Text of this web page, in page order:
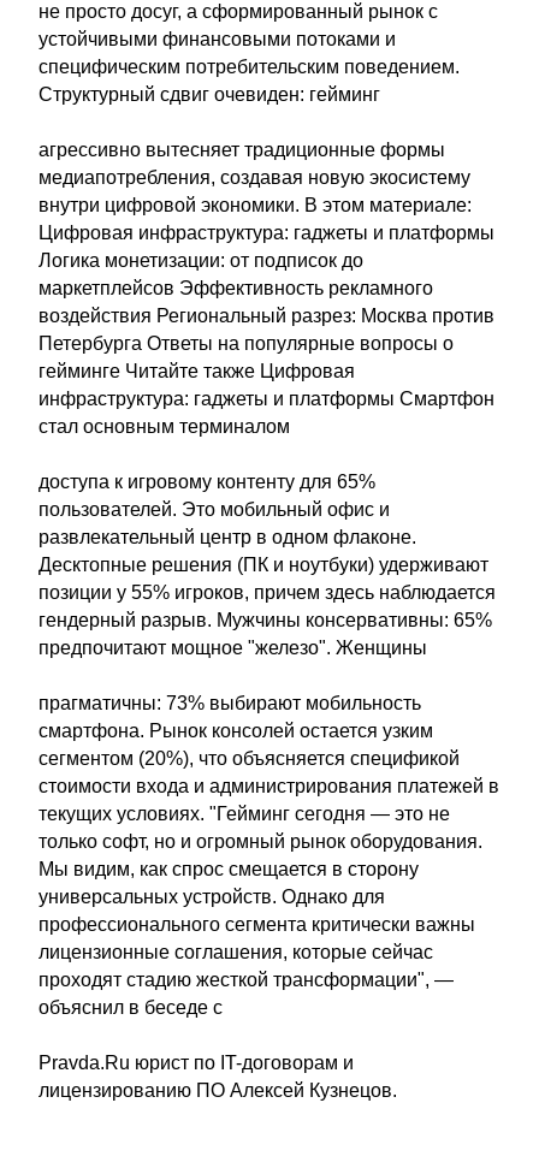
не просто досуг, а сформированный рынок с
устойчивыми финансовыми потоками и
специфическим потребительским поведением.
Структурный сдвиг очевиден: гейминг
агрессивно вытесняет традиционные формы
медиапотребления, создавая новую экосистему
внутри цифровой экономики. В этом материале:
Цифровая инфраструктура: гаджеты и платформы
Логика монетизации: от подписок до
маркетплейсов Эффективность рекламного
воздействия Региональный разрез: Москва против
Петербурга Ответы на популярные вопросы о
гейминге Читайте также Цифровая
инфраструктура: гаджеты и платформы Смартфон
стал основным терминалом
доступа к игровому контенту для 65%
пользователей. Это мобильный офис и
развлекательный центр в одном флаконе.
Десктопные решения (ПК и ноутбуки) удерживают
позиции у 55% игроков, причем здесь наблюдается
гендерный разрыв. Мужчины консервативны: 65%
предпочитают мощное "железо". Женщины
прагматичны: 73% выбирают мобильность
смартфона. Рынок консолей остается узким
сегментом (20%), что объясняется спецификой
стоимости входа и администрирования платежей в
текущих условиях. "Гейминг сегодня — это не
только софт, но и огромный рынок оборудования.
Мы видим, как спрос смещается в сторону
универсальных устройств. Однако для
профессионального сегмента критически важны
лицензионные соглашения, которые сейчас
проходят стадию жесткой трансформации", —
объяснил в беседе с
Pravda.Ru юрист по IT-договорам и
лицензированию ПО Алексей Кузнецов.